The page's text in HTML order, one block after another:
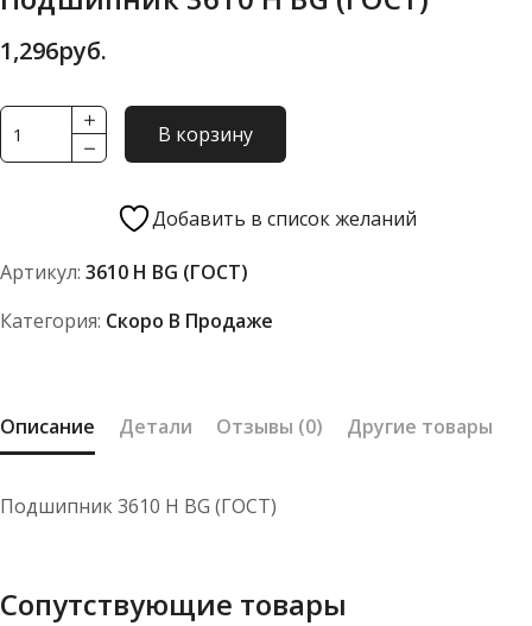
1,296руб.
Количество
товара
BG
В корзину
Добавить в список желаний
Артикул: 3610 Н BG (ГОСТ)
Категория: Скоро В Продаже
Описание Детали Отзывы (0) Другие товары
Подшипник 3610 Н BG (ГОСТ)
Сопутствующие товары